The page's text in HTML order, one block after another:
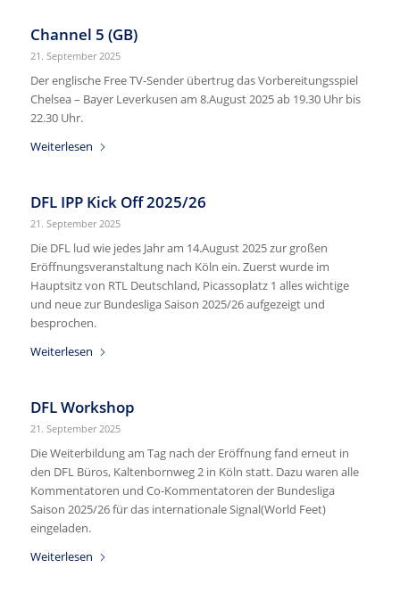
Channel 5 (GB)
21. September 2025
Der englische Free TV-Sender übertrug das Vorbereitungsspiel
Chelsea – Bayer Leverkusen am 8.August 2025 ab 19.30 Uhr bis
22.30 Uhr.
Weiterlesen
DFL IPP Kick Off 2025/26
21. September 2025
Die DFL lud wie jedes Jahr am 14.August 2025 zur großen
Eröffnungsveranstaltung nach Köln ein. Zuerst wurde im
Hauptsitz von RTL Deutschland, Picassoplatz 1 alles wichtige
und neue zur Bundesliga Saison 2025/26 aufgezeigt und
besprochen.
Weiterlesen
DFL Workshop
21. September 2025
Die Weiterbildung am Tag nach der Eröffnung fand erneut in
den DFL Büros, Kaltenbornweg 2 in Köln statt. Dazu waren alle
Kommentatoren und Co-Kommentatoren der Bundesliga
Saison 2025/26 für das internationale Signal(World Feet)
eingeladen.
Weiterlesen